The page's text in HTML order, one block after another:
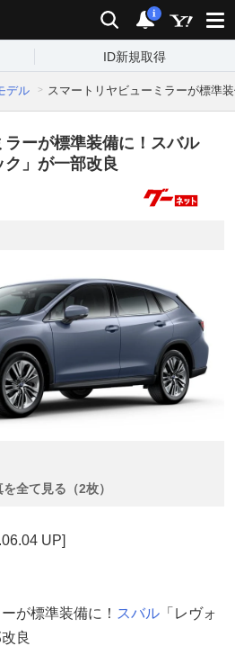
検索 通知
i
ID新規取得
デル スマートリヤビューミラーが標準
ーが標準装備に！スバル
ク」が一部改良
全て見る（2枚）
UP]
が標準装備に！ スバル 「レヴォ
良